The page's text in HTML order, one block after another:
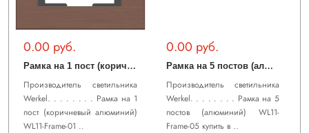
0.00 руб.
Р
амка на 1 пост (коричневый алюминий) WL11-Frame-01
Производитель светильника
Werkel. . . . . . . . Рамка на 1
пост (коричневый алюминий)
WL11-Frame-01 ..
0.00 руб.
Р
амка на 5 постов (алюминий) WL11-Frame-05
Производитель светильника
Werkel. . . . . . . . Рамка на 5
постов (алюминий) WL11-
Frame-05 купить в ..